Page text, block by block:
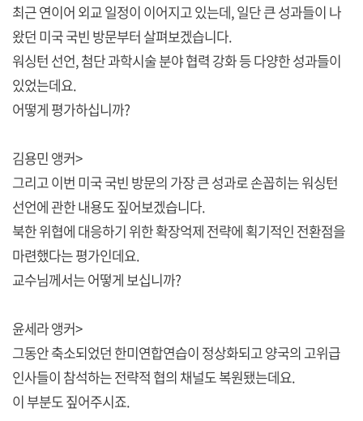
최근 연이어 외교 일정이 이어지고 있는데, 일단 큰 성과들이 나
왔던 미국 국빈 방문부터 살펴보겠습니다.
워싱턴 선언, 첨단 과학시술 분야 협력 강화 등 다양한 성과들이
있었는데요.
어떻게 평가하십니까?
김용민 앵커>
그리고 이번 미국 국빈 방문의 가장 큰 성과로 손꼽히는 워싱턴
선언에 관한 내용도 짚어보겠습니다.
북한 위협에 대응하기 위한 확장억제 전략에 획기적인 전환점을
마련했다는 평가인데요.
교수님께서는 어떻게 보십니까?
윤세라 앵커>
그동안 축소되었던 한미연합연습이 정상화되고 양국의 고위급
인사들이 참석하는 전략적 협의 채널도 복원됐는데요.
이 부분도 짚어주시죠.